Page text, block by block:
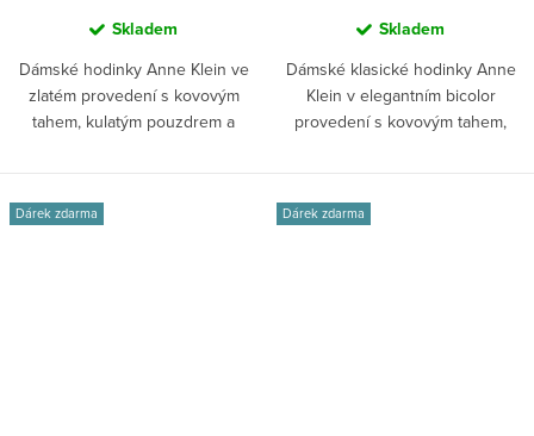
Skladem
Dámské hodinky Anne Klein ve
zlatém provedení s kovovým
tahem, kulatým pouzdrem a
Skladem
Dámské klasické hodinky Anne
Klein v elegantním bicolor
provedení s kovovým tahem,
Dárek zdarma Dárek zdarma